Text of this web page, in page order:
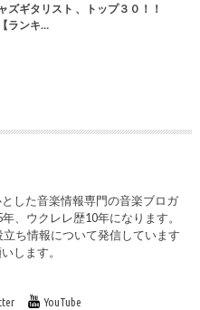
ャズギタリスト 、トップ３０！！
【ランキ…
した音楽情報専門の音楽ブロガ
、ウクレレ歴10年になります。
ち情報について発信しています
します。
YouTube